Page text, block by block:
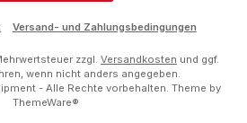
Versand- und Zahlungsbedingungen
zzgl. Versandkosten und ggf.
wenn nicht anders angegeben.
- Alle Rechte vorbehalten. Theme by
ThemeWare®